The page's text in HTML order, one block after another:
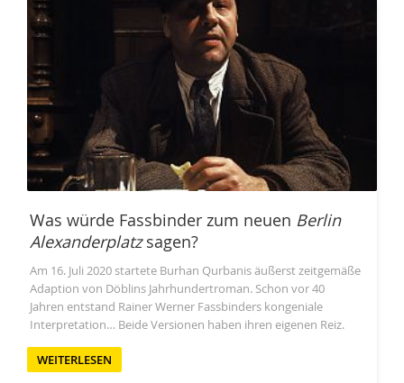
Was würde Fassbinder zum neuen Berlin
Alexanderplatzsagen?
Am 16. Juli 2020 startete Burhan Qurbanis äußerst zeitgemäße
Adaption von Döblins Jahrhundertroman. Schon vor 40
Jahren entstand Rainer Werner Fassbinders kongeniale
Interpretation… Beide Versionen haben ihren eigenen Reiz.
WEITERLESEN